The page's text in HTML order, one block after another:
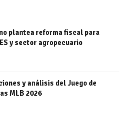
plantea reforma fiscal para
y sector agropecuario
y análisis del Juego de
MLB 2026